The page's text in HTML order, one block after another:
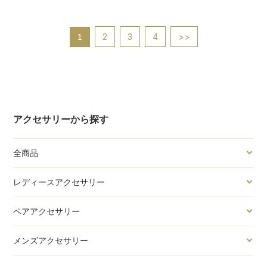
アクセサリーから探す
全商品
レディースアクセサリー
ペアアクセサリー
メンズアクセサリー
1 2 3 4 >>